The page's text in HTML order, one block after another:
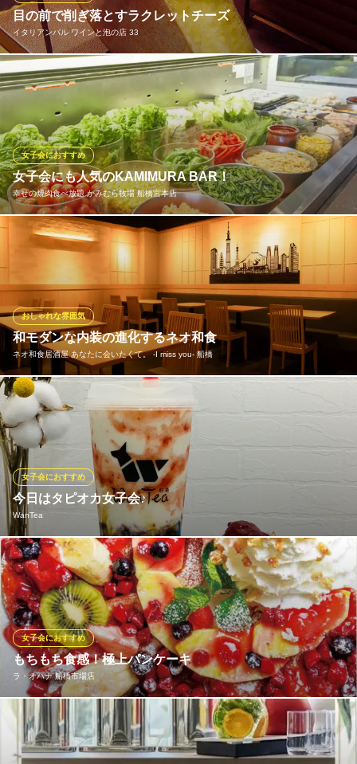
nikuyaki cucina EPICURO
焼肉イタリアン
新京成線高根公団駅南口 徒歩1分
千葉県船橋市高根台7-10-11
目の前で削ぎ落とすラクレットチーズ
イタリアンバル ワインと泡の店 33
スイスの伝統料理「ラクレットチーズ」。チーズの切り口を温
め、皮が香ばしく中がトロリとなったところを削いで具材にかけ
てお召し上がりいただく料理です。熱々のチーズをお客様の目の
前で豪快に削ぎ落とす様は圧巻！当店自慢のラクレットチーズを
存分にお楽しみください。
イタリアンバル ワインと泡の店 33
イタリアン／ワイン
ＪＲ総武線船橋駅 徒歩3分
千葉県船橋市本町4-41-29
女子会にも人気のKAMIMURA BAR！
幸せの焼肉食べ放題 かみむら牧場 船橋宮本店
女子会におすすめ
新鮮な野菜やデザート、アイスまでビュッフェ形式の食べ放題で
お楽しみいただける【KAMIMURA BAR】をご用意しております。
組み合わせは無限大！焼肉と一緒に自分好みにカスタマイズすれ
ばオリジナルメニューの完成。女子会やご家族連れのお食事にぜ
ひ！※KAMIMURA BARは全ての食べ放題コースにセットでついて
きます。
幸せの焼肉食べ放題 かみむら牧場 船橋宮本店
焼肉食べ放題＆飲み放題
京成本線大神宮下駅 徒歩3分
千葉県船橋市宮本2-12-15
和モダンな内装の進化するネオ和食
ネオ和食居酒屋 あなたに会いたくて。 ‐I miss you‐ 船橋
おしゃれな雰囲気
木を基調とした落ち着いた内装はしっぽり友人との飲み会、女子
会、接待、合コン、歓送迎会、忘年会に最適。
ネオ和食居酒屋 あなたに会いたくて。 ‐I miss you‐ 船橋
米と味噌に拘るネオ和食
京成本線京成船橋駅 徒歩4分
千葉県船橋市本町3-2-1 ジュン企画ビル2F
今日はタピオカ女子会♪
WanTea
女子会におすすめ
いちごジャムをふんだんに使ったストロベリーミルクが大人気で
す！！ 当店はタピオカ屋にしては珍しく、広々とした店内でイー
トインができます♪ 学校帰りに、お子様の送り迎え帰りに、女子
会やママ友会しませんか？
WanTea
西船のタピオカ専門店
京成本線京成西船駅 徒歩1分
千葉県船橋市西船4-15-1 ラ・リュミエール1F
もちもち食感！極上パンケーキ
ラ・オハナ 船橋市場店
女子会におすすめ
女子会の締めくくりには、見た目も可愛いハワイアンスイーツが
欠かせません。フルーツたっぷりのパンケーキや、カラフルなシ
ェイブアイスは、テーブルに運ばれた瞬間に撮影タイムが始まる